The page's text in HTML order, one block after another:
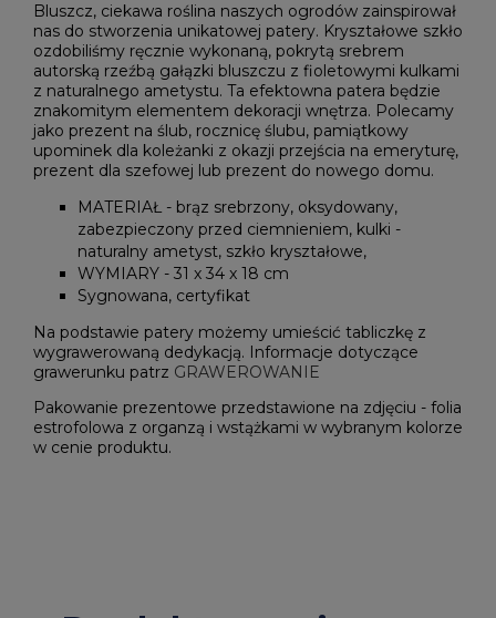
Bluszcz, ciekawa roślina naszych ogrodów zainspirował
nas do stworzenia unikatowej patery. Kryształowe szkło
ozdobiliśmy ręcznie wykonaną, pokrytą srebrem
autorską rzeźbą gałązki bluszczu z fioletowymi kulkami
z naturalnego ametystu. Ta efektowna patera będzie
znakomitym elementem dekoracji wnętrza. Polecamy
jako prezent na ślub, rocznicę ślubu, pamiątkowy
upominek dla koleżanki z okazji przejścia na emeryturę,
prezent dla szefowej lub prezent do nowego domu.
MATERIAŁ - brąz srebrzony, oksydowany,
zabezpieczony przed ciemnieniem, kulki -
naturalny ametyst, szkło kryształowe,
WYMIARY - 31 x 34 x 18 cm
Sygnowana, certyfikat
Na podstawie patery możemy umieścić tabliczkę z
wygrawerowaną dedykacją. Informacje dotyczące
grawerunku patrz GRAWEROWANIE
Pakowanie prezentowe przedstawione na zdjęciu - folia
estrofolowa z organzą i wstążkami w wybranym kolorze
w cenie produktu.